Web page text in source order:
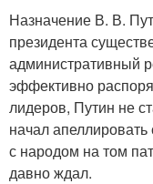
Назначение В. В.
президента
административный
эффективно
лидеров, Путин не
начал
с народом на том
давно ждал.